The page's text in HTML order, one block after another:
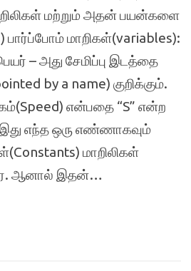
மற்றும் அதன் பயன்களை
பார்ப்போம் மாறிகள்(variables):
– அது சேமிப்பு இடத்தை
by a name) குறிக்கும்.
என்பதை “S” என்ற
இது எந்த ஒரு எண்ணாகவும்
மாறிலிகள்
ஆனால் இதன்…